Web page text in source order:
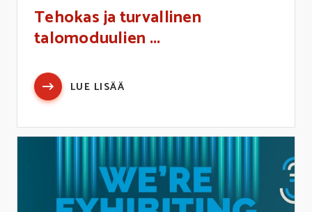
Tehokas ja turvallinen
talomoduulien ...
LUE LISÄÄ